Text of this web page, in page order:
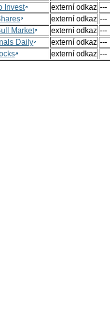
Invest
externí odkaz ---
externí odkaz ---
Market
externí odkaz ---
Daily
externí odkaz ---
externí odkaz ---